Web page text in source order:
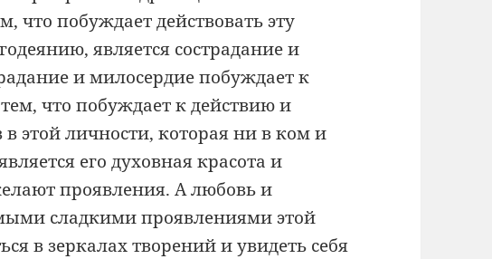
что побуждает действовать эту
является сострадание и
и милосердие побуждает к
что побуждает к действию и
этой личности, которая ни в ком и
его духовная красота и
проявления. А любовь и
сладкими проявлениями этой
в зеркалах творений и увидеть себя